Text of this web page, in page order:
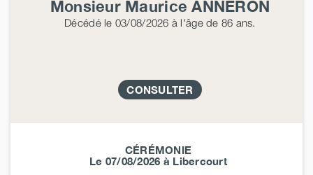
Monsieur MauriceANNERON
Décédéle 03/08/2026 à l'âge de 86 ans.
CONSULTER
CÉRÉMONIE
Le 07/08/2026 à Libercourt